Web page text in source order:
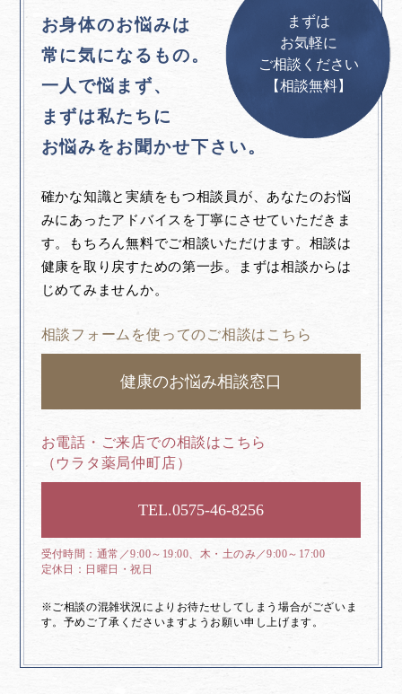
お身体のお悩みは
常に気になるもの。
一人で悩まず、
まずは私たちに
お悩みをお聞かせ下さい。
確かな知識と実績をもつ相談員が、あなたのお悩
みにあったアドバイスを丁寧にさせていただきま
す。もちろん無料でご相談いただけます。相談は
健康を取り戻すための第一歩。まずは相談からは
じめてみませんか。
相談フォームを使ってのご相談はこちら
健康のお悩み相談窓口
お電話・ご来店での相談はこちら
（ウラタ薬局仲町店）
0575-46-8256
通常／9:00～19:00、木・土のみ／9:00～17:00
日曜日・祝日
※ご相談の混雑状況によりお待たせしてしまう場合がございま
す。予めご了承くださいますようお願い申し上げます。
まずは
お気軽に
ご相談ください
【相談無料】